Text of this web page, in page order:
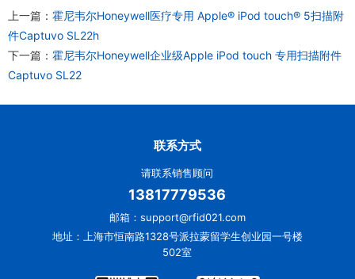
上一篇： 霍尼韦尔Honeywell医疗专用 Apple® iPod touch® 5扫描附
件Captuvo SL22h
下一篇： 霍尼韦尔Honeywell企业级Apple iPod touch 专用扫描附件
Captuvo SL22
联系方式
请联系销售顾问
13817779536
邮箱：support@rfid021.com
地址：上海市恒南路1328号派拉蒙留学生创业园一号楼
502室